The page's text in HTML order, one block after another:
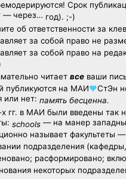
Срок
— через… год). ;-)
об ответственности за
за собой право не
за собой право на
читает всеваши
публикуются на МАИ♥СтЭн
нет: память бесценна.
гг. в МАИ были введены так
schools— на манер
называет факультеты —
подразделения
расформировано;
некоторых